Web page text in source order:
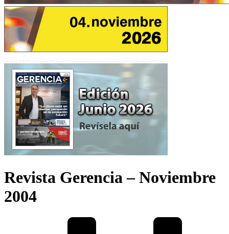
Revista Gerencia – Noviembre
2004